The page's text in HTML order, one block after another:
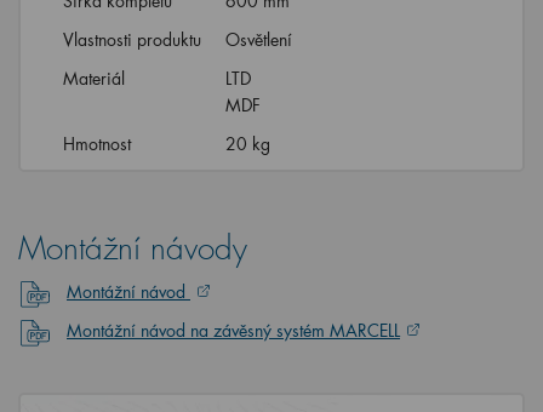
Vlastnosti produktu
Osvětlení
Materiál
LTD
MDF
Hmotnost
20 kg
Montážní návody
Montážní návod
Montážní návod na závěsný systém MARCELL